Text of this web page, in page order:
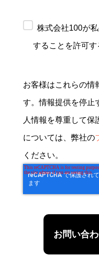
株式会社100が
することを許可
お客様はこれらの情
す。情報提供を停止
人情報を尊重して保
については、弊社の
ください。